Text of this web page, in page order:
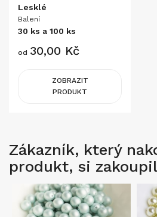
Lesklé
Balení
30 ks a 100 ks
Cena
od 30,00 Kč
ZOBRAZIT
PRODUKT
Zákazník, který
produkt, si